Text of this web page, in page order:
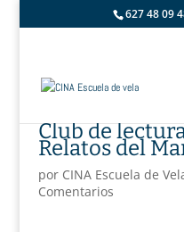
627 48 09
Club de
Relatos del
por CINA Escuela de
Comentarios